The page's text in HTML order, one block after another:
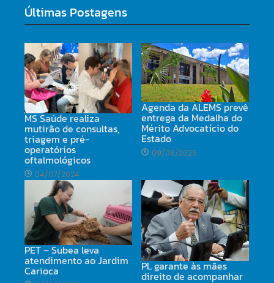
Últimas Postagens
MS Saúde realiza
mutirão de consultas,
triagem e pré-
operatórios
oftalmológicos
04/07/2024
Agenda da ALEMS prevê
entrega da Medalha do
Mérito Advocatício do
Estado
09/08/2026
PET – Subea leva
atendimento ao Jardim
Carioca PL garante às mães
direito de acompanhar